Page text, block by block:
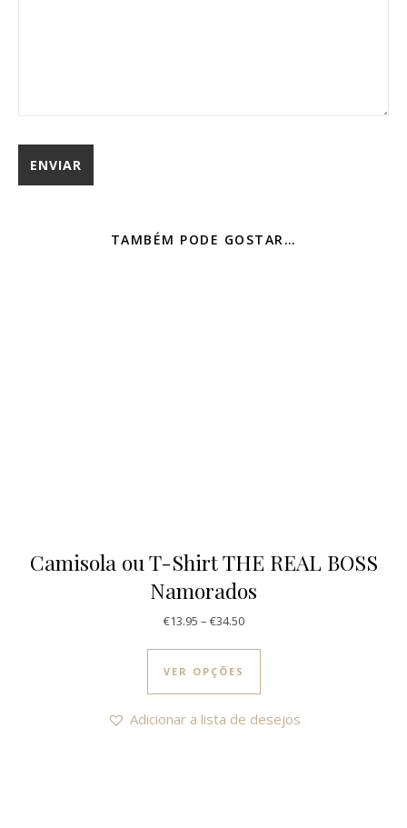
TAMBÉM PODE GOSTAR…
Camisola ou T-Shirt THE REAL BOSS
Namorados
€13.95 – €34.50Price range: €13.95 through
VER OPÇÕES
This product has
Adicionar a lista de desejos